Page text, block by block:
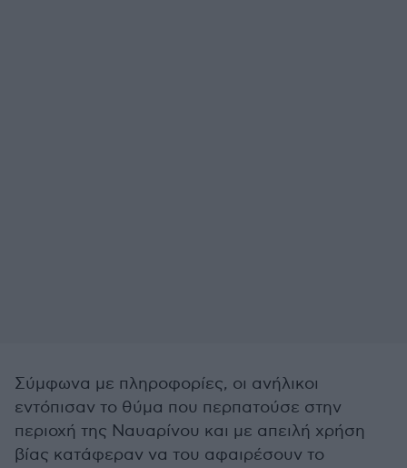
Σύμφωνα με πληροφορίες, οι ανήλικοι
εντόπισαν το θύμα που περπατούσε στην
περιοχή της Ναυαρίνου και με απειλή χρήση
βίας κατάφεραν να του αφαιρέσουν το